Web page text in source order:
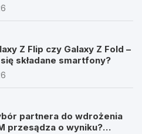
Z Flip czy Galaxy Z Fold –
składane smartfony?
partnera do wdrożenia
przesądza o wyniku?